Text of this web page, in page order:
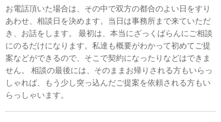
お電話頂いた場合は、その中で双方の都合のよい日をすり
あわせ、相談日を決めます。当日は事務所まで来ていただ
き、お話をします。 最初は、本当にざっくばらんにご相談
にのるだけになります。私達も概要がわかって初めてご提
案などができるので、そこで契約になったりなどはできま
せん。 相談の最後には、そのままお帰りされる方もいらっ
しゃれば、もう少し突っ込んだご提案を依頼される方もい
らっしゃいます。